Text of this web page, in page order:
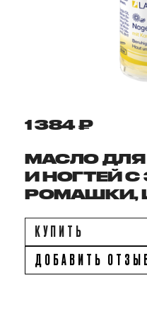
1 384 ₽
МАСЛО
И НОГТЕЙ
РОМАШКИ,
КУПИТЬ
ДОБАВИТЬ